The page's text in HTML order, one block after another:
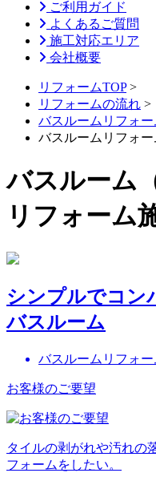
ご利用ガイド
よくあるご質問
施工対応エリア
会社概要
リフォームTOP>
リフォームの流れ >
バスルームリフォー
バスルームリフォー
バスルーム
リフォーム
シンプルでコン
バスルーム
バスルームリフォー
お客様のご要望
タイルの剥がれや汚れの
フォームをしたい。